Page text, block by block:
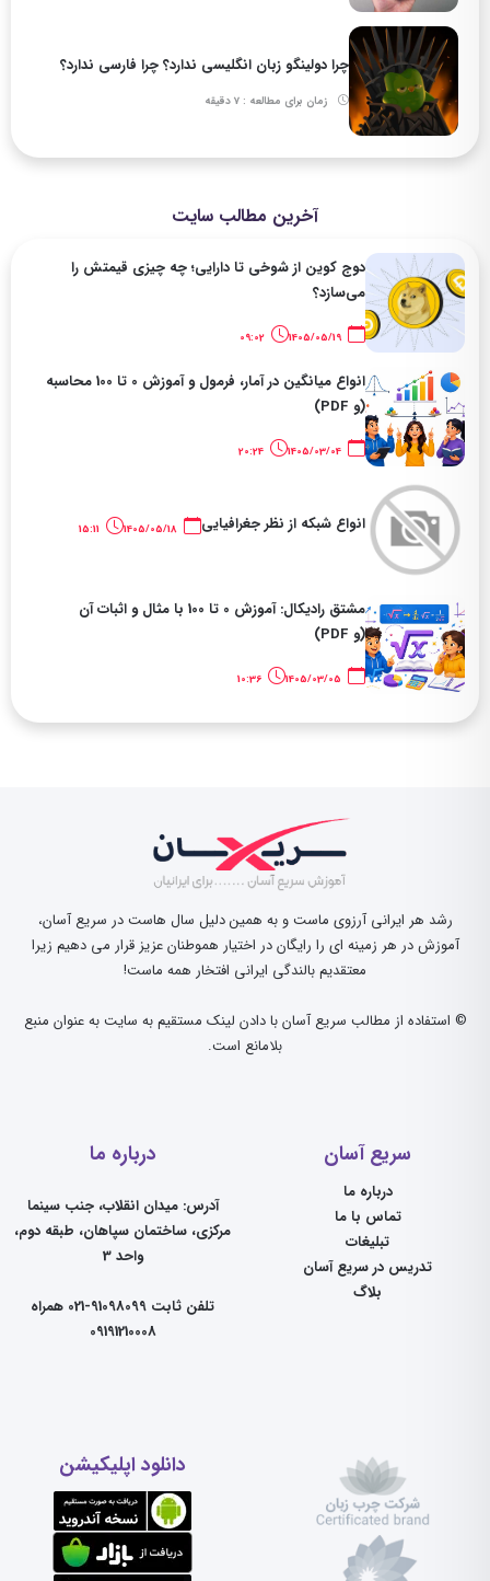
چرا دولینگو زبان انگلیسی ندارد؟ چرا فارسی ندارد؟
زمان برای مطالعه : 7 دقیقه
آخرین مطالب سایت
دوج کوین از شوخی تا دارایی؛ چه چیزی قیمتش را
می‌سازد؟
1405/05/19
09:02
انواع میانگین در آمار، فرمول و آموزش 0 تا 100 محاسبه
(و PDF)
20:24
انواع شبکه از نظر جغرافیایی
مشتق رادیکال: آموزش 0 تا 100 با مثال و اثبات آن
(و PDF)
10:36
رشد هر ایرانی آرزوی ماست و به همین دلیل سال هاست در سریع آسان،
آموزش در هر زمینه ای را رایگان در اختیار هموطنان عزیز قرار می دهیم زیرا
معتقدیم بالندگی ایرانی افتخار همه ماست!
© استفاده از مطالب سریع آسان با دادن لینک مستقیم به سایت به عنوان منبع
بلامانع است.
سریع آسان
درباره ما
تماس با ما
تبلیغات
تدریس در سریع آسان
بلاگ
درباره ما
آدرس: میدان انقلاب، جنب سینما
مرکزی، ساختمان سپاهان، طبقه دوم،
واحد 3
تلفن ثابت 91098099-021 همراه
09191210008
دانلود اپلیکیشن